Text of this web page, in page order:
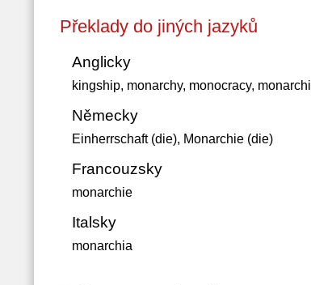
Překlady do jiných jazyků
Anglicky
kingship, monarchy, monocracy,
Německy
Einherrschaft (die), Monarchie (die)
Francouzsky
monarchie
Italsky
monarchia